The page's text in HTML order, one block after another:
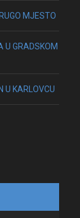
MJESTO
U GRADSKOM
U KARLOVCU